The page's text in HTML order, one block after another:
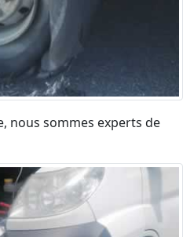
nous sommes experts de